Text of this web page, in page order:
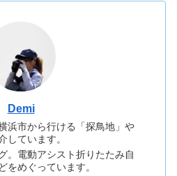
Demi
浜市から行ける「探鳥地」や
しています。
。電動アシスト折りたたみ自
をめぐっています。